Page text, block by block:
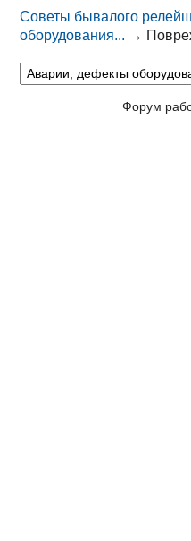
Советы бывалого
оборудования... →
Форум